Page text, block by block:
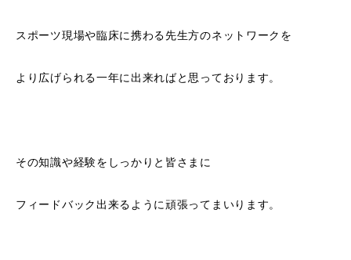
スポーツ現場や臨床に携わる先生方のネットワークを
より広げられる一年に出来ればと思っております。
その知識や経験をしっかりと皆さまに
フィードバック出来るように頑張ってまいります。